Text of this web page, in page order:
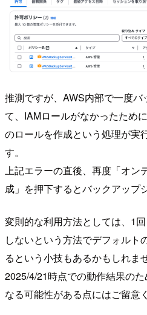
推測ですが、AWS内部で一度
て、IAMロールがなかったため
のロールを作成という処理が実
す。
上記エラーの直後、再度「オン
成」を押下するとバックアップ
変則的な利用方法としては、1
しないという方法でデフォルト
るという小技もあるかもしれませ
2025/4/21時点での動作結果の
なる可能性がある点にはご留意